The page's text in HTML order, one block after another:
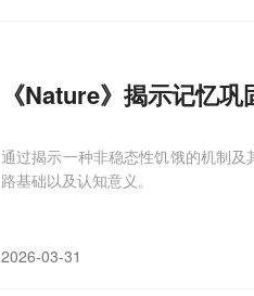
《Nature》揭示记忆
通过揭示一种非稳态性饥饿的机制及
路基础以及认知意义。
2026-03-31